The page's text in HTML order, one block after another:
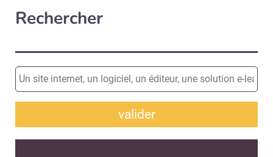
Rechercher
valider